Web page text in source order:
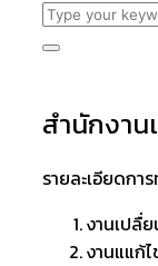
สำนักงาน
รายละเอียดกา
งานเปลื่
งานแแก้